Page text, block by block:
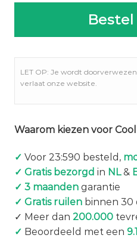
LET OP: Je wordt
verlaat onze website.
Waarom kiezen voor
✓ Voor 23:590 besteld,
✓ Gratis bezorgd in NL&
✓ 3 maanden garantie
✓ Gratis ruilenbinnen 30
✓ Meer dan 200.000
✓ Beoordeeld met een 9.1